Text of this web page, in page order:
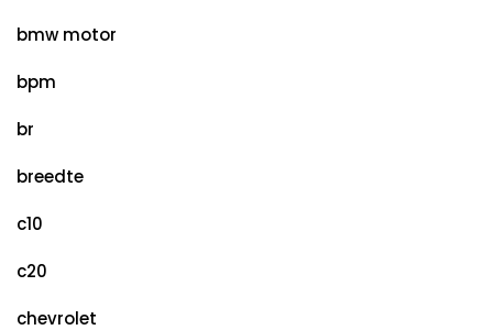
bmw motor
bpm
br
breedte
c10
c20
chevrolet